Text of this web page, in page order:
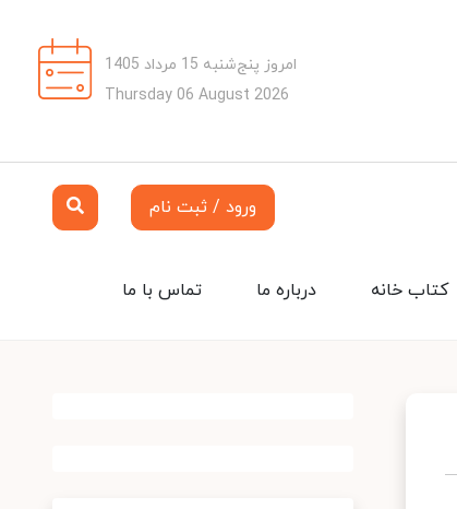
امروز پنج‌شنبه 15 مرداد 1405
Thursday 06 August 2026
ورود / ثبت نام
تماس با ما درباره ما کتاب خانه